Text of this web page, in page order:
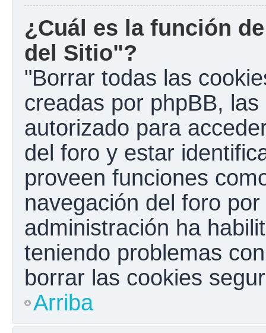
¿Cuál es la función
del Sitio"?
"Borrar todas las
creadas por phpBB,
autorizado para
del foro y estar
proveen funciones
navegación del foro
administración ha
teniendo problemas
borrar las cookies
Arriba